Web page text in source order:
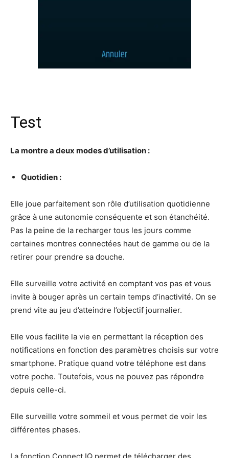
Test
La montre a deux modes d’utilisation :
Quotidien :
Elle joue parfaitement son rôle d’utilisation quotidienne
grâce à une autonomie conséquente et son étanchéité.
Pas la peine de la recharger tous les jours comme
certaines montres connectées haut de gamme ou de la
retirer pour prendre sa douche.
Elle surveille votre activité en comptant vos pas et vous
invite à bouger après un certain temps d‘inactivité. On se
prend vite au jeu d’atteindre l’objectif journalier.
Elle vous facilite la vie en permettant la réception des
notifications en fonction des paramètres choisis sur votre
smartphone. Pratique quand votre téléphone est dans
votre poche. Toutefois, vous ne pouvez pas répondre
depuis celle-ci.
Elle surveille votre sommeil et vous permet de voir les
différentes phases.